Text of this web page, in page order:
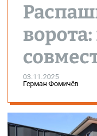
ь
03.11.2025
Герман Фомичёв